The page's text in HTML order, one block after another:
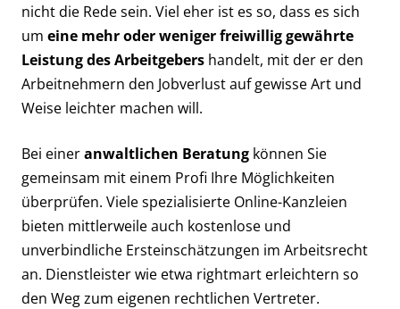
nicht die Rede sein. Viel eher ist es so, dass es sich
um eine mehr oder weniger freiwillig gewährte
Leistung des Arbeitgebers handelt, mit der er den
Arbeitnehmern den Jobverlust auf gewisse Art und
Weise leichter machen will.
Bei eineranwaltlichen Beratung können Sie
gemeinsam mit einem Profi Ihre Möglichkeiten
überprüfen. Viele spezialisierte Online-Kanzleien
bieten mittlerweile auch kostenlose und
unverbindliche Ersteinschätzungen im Arbeitsrecht
an. Dienstleister wie etwa rightmart erleichtern so
den Weg zum eigenen rechtlichen Vertreter.